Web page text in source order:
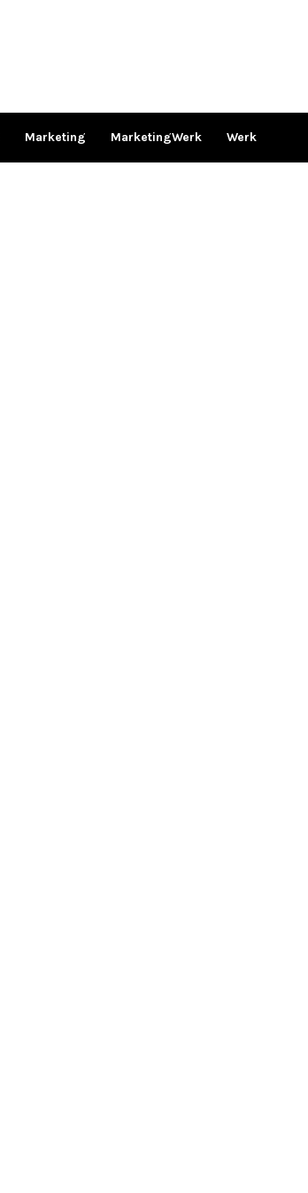
Marketing MarketingWerk Werk